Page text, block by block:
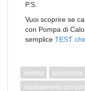
P.S.
Vuoi scoprire se
con Pompa di
semplice TEST
bolletta fotovoltaico
riscaldamento con